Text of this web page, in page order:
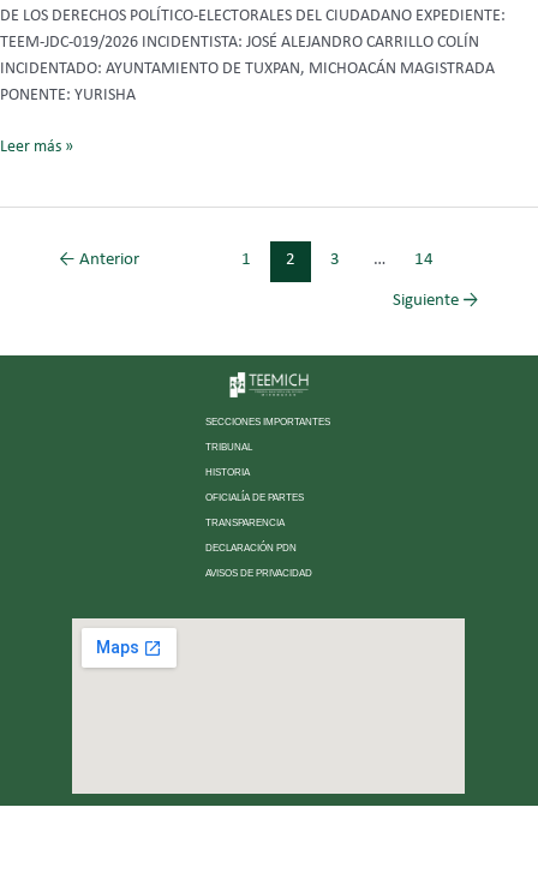
DE LOS DERECHOS POLÍTICO-ELECTORALES DEL CIUDADANO EXPEDIENTE:
TEEM-JDC-019/2026 INCIDENTISTA: JOSÉ ALEJANDRO CARRILLO COLÍN
INCIDENTADO: AYUNTAMIENTO DE TUXPAN, MICHOACÁN MAGISTRADA
PONENTE: YURISHA
Leer más »
← Anterior 1 2 3 … 14
Siguiente →
SECCIONES IMPORTANTES
TRIBUNAL
HISTORIA
OFICIALÍA DE PARTES
TRANSPARENCIA
DECLARACIÓN PDN
AVISOS DE PRIVACIDAD